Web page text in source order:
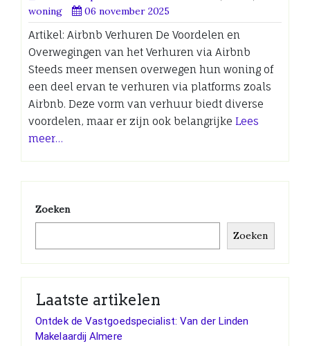
woning
06 november 2025
Artikel: Airbnb Verhuren De Voordelen en
Overwegingen van het Verhuren via Airbnb
Steeds meer mensen overwegen hun woning of
een deel ervan te verhuren via platforms zoals
Airbnb. Deze vorm van verhuur biedt diverse
voordelen, maar er zijn ook belangrijke Lees
meer…
Zoeken
Zoeken
Laatste artikelen
Ontdek de Vastgoedspecialist: Van der Linden
Makelaardij Almere